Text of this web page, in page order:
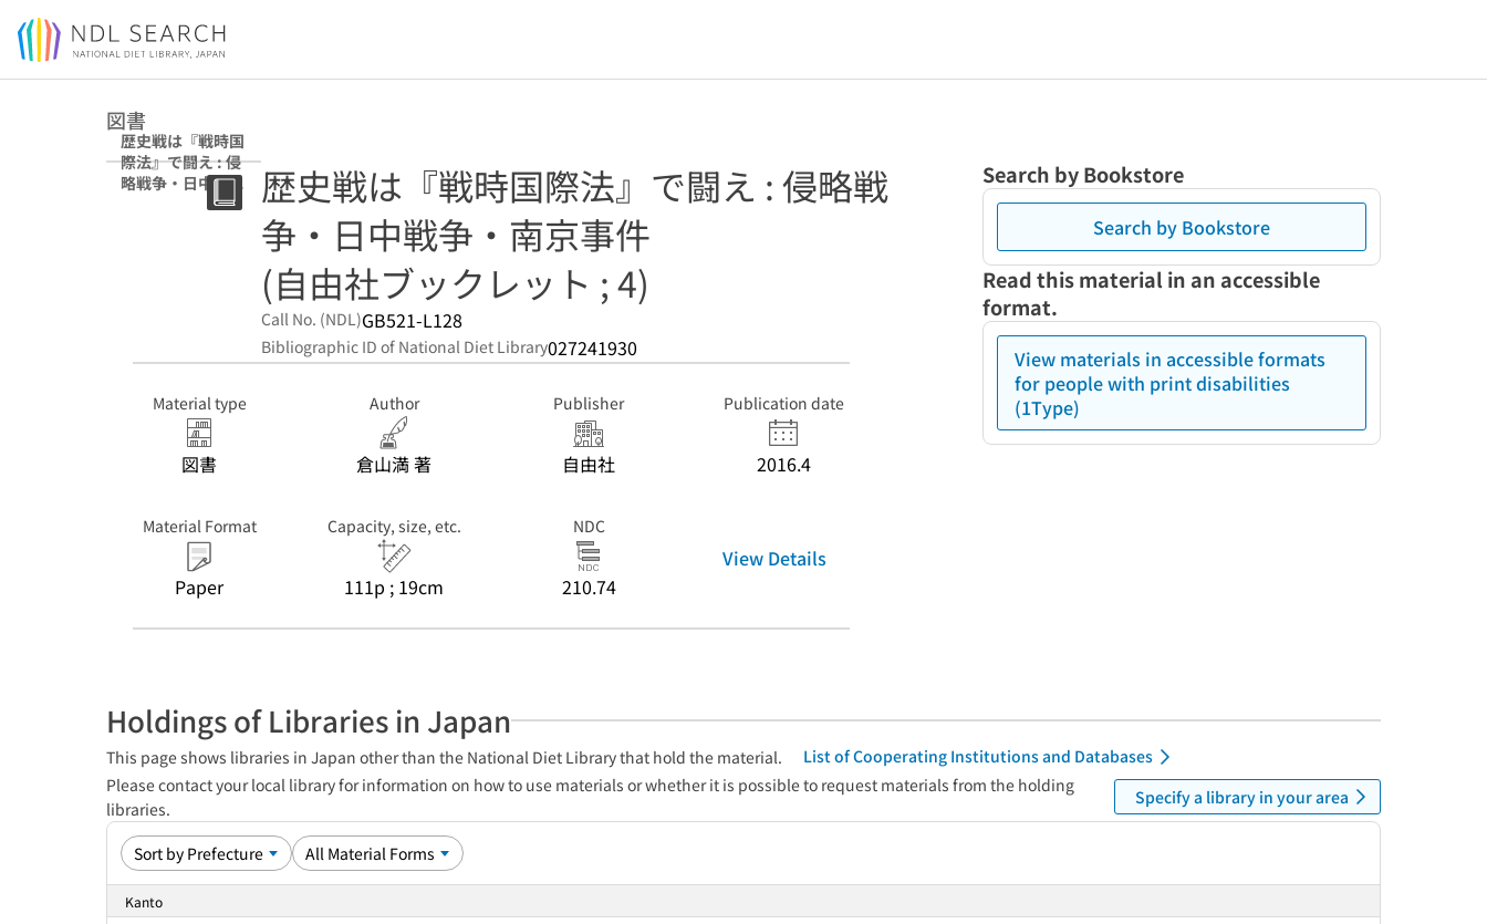
Jump to main content
図書
歴史戦は『戦時国
際法』で闘え : 侵
略戦争・日中戦
争・南京事件 (自
歴史戦は『戦時国際法』で闘え : 侵略戦
争・日中戦争・南京事件
(自由社ブックレット ; 4)
Call No. (NDL)GB521-L128
Bibliographic ID of National Diet Library027241930
Material type
図書
Author
倉山満 著
Publisher
自由社
Publication date
2016.4
Material Format
Paper
Capacity, size, etc.
111p ; 19cm
NDC
210.74
View Details
Search by Bookstore
Search by Bookstore
Read this material in an accessible
format.
View materials in accessible formats
for people with print disabilities
(1Type)
Holdings of Libraries in Japan
This page shows libraries in Japan other than the National Diet Library that hold the material.
List of Cooperating Institutions and Databases
Please contact your local library for information on how to use materials or whether it is possible to request materials from the holding
libraries.
Specify a library in your area
Kanto